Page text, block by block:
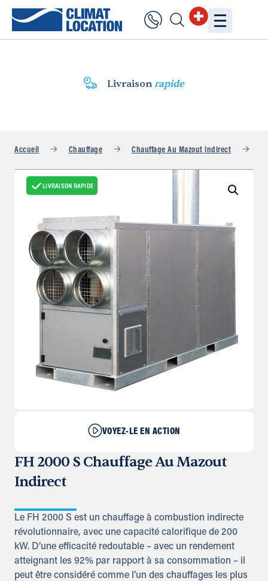
Livraisonrapide
Accueil Chauffage Chauffage Au Mazout Indirect
LIVRAISON RAPIDE
VOYEZ-LE EN ACTION
FH 2000 S Chauffage Au Mazout
Indirect
Le FH 2000 S est un chauffage à combustion indirecte
révolutionnaire, avec une capacité calorifique de 200
kW. D’une efficacité redoutable – avec un rendement
atteignant les 92% par rapport à sa consommation – il
peut être considéré comme l’un des chauffages les plus